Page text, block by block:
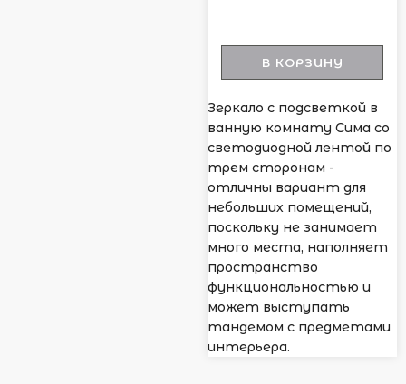
В КОРЗИНУ
Зеркало с подсветкой в
ванную комнату Сима со
светодиодной лентой по
трем сторонам -
отличны вариант для
небольших помещений,
поскольку не занимает
много места, наполняет
пространство
функциональностью и
может выступать
тандемом с предметами
интерьера.